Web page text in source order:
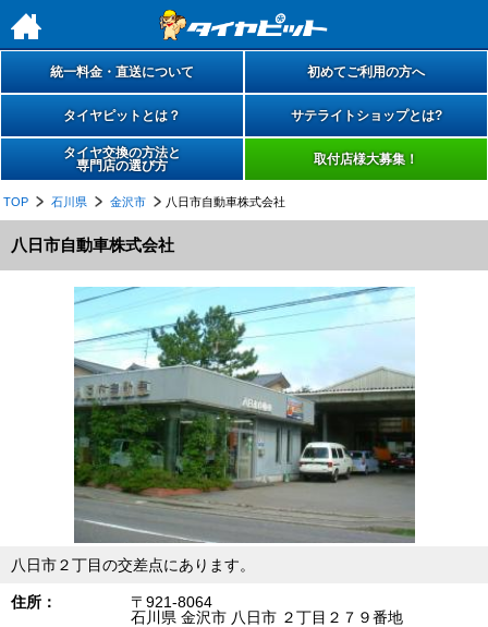
h
統一料金・直送について 初めてご利用の方へ
タイヤピットとは？ サテライトショップとは?
タイヤ交換の方法と
専門店の選び方
取付店様大募集！
TOP 石川県 金沢市 八日市自動車株式会社
八日市自動車株式会社
八日市２丁目の交差点にあります。
住所：
〒921-8064
石川県 金沢市 八日市 ２丁目２７９番地